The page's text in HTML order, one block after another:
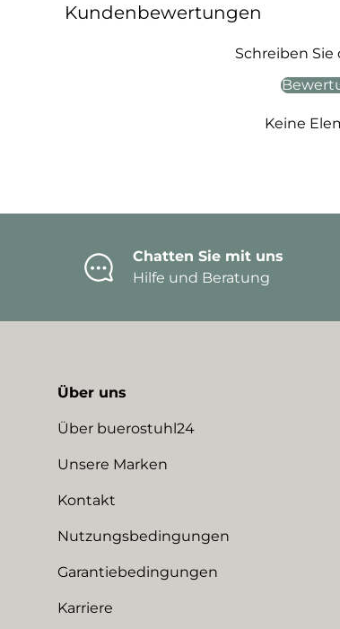
Kundenbewertungen
Schreiben
Keine
Chatten Sie mit uns
Hilfe und Beratung
Über uns
Über buerostuhl24
Unsere Marken
Kontakt
Nutzungsbedingungen
Garantiebedingungen
Karriere